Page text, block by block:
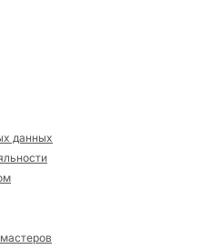
данных